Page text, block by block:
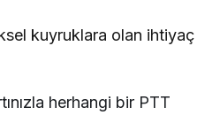
kuyruklara olan ihtiyaç
herhangi bir PTT